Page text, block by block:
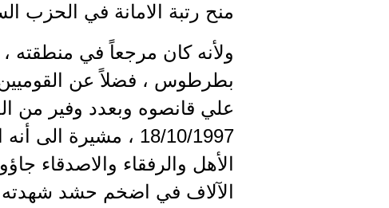
منح رتبة الامانة في الحزب
ولأنه كان مرجعاً في منطقته
بطرطوس ، فضلاً عن
18/10/1997 ،
الأهل والرفقاء والاصدقاء
الآلاف في اضخم حشد شهدته